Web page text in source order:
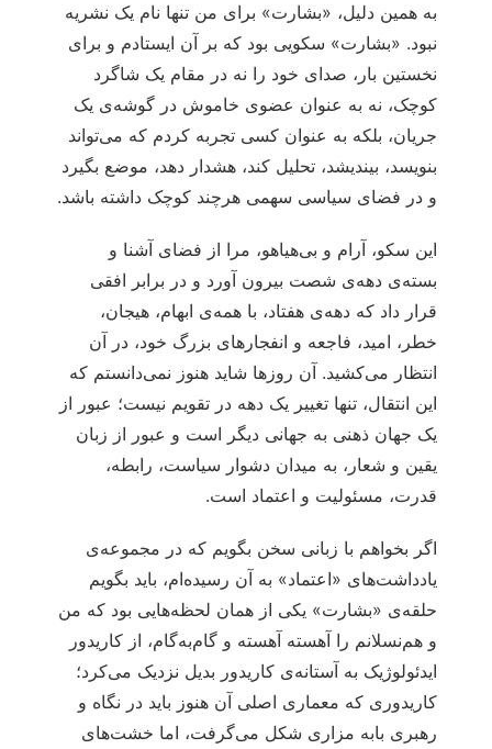
به همین دلیل، «بشارت» برای من تنها نام یک نشریه
نبود. «بشارت» سکویی بود که بر آن ایستادم و برای
نخستین بار، صدای خود را نه در مقام یک شاگرد
کوچک، نه به عنوان عضوی خاموش در گوشه‌ی یک
جریان، بلکه به عنوان کسی تجربه کردم که می‌تواند
بنویسد، بیندیشد، تحلیل کند، هشدار دهد، موضع بگیرد
و در فضای سیاسی سهمی هرچند کوچک داشته باشد.
این سکو، آرام و بی‌هیاهو، مرا از فضای آشنا و
بسته‌ی دهه‌ی شصت بیرون آورد و در برابر افقی
قرار داد که دهه‌ی هفتاد، با همه‌ی ابهام، هیجان،
خطر، امید، فاجعه و انفجارهای بزرگ خود، در آن
انتظار می‌کشید. آن روزها شاید هنوز نمی‌دانستم که
این انتقال، تنها تغییر یک دهه در تقویم نیست؛ عبور از
یک جهان ذهنی به جهانی دیگر است و عبور از زبان
یقین و شعار، به میدان دشوار سیاست، رابطه،
قدرت، مسئولیت و اعتماد است.
اگر بخواهم با زبانی سخن بگویم که در مجموعه‌ی
یادداشت‌های «اعتماد» به آن رسیده‌ام، باید بگویم
حلقه‌ی «بشارت» یکی از همان لحظه‌هایی بود که من
و هم‌نسلانم را آهسته آهسته و گام‌به‌گام، از کاریدور
ایدئولوژیک به آستانه‌ی کاریدور بدیل نزدیک می‌کرد؛
کاریدوری که معماری اصلی آن هنوز باید در نگاه و
رهبری بابه مزاری شکل می‌گرفت، اما خشت‌های